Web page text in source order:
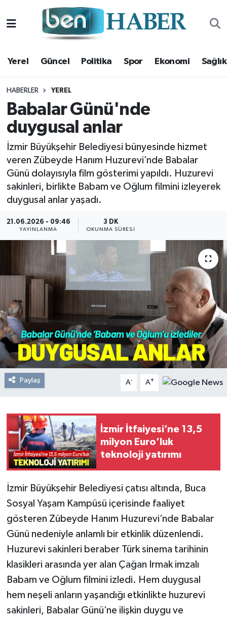
Yerel Güncel Politika Spor Ekonomi Sağlık
HABERLER YEREL
Babalar Günü'nde
duygusal anlar
İzmir Büyükşehir Belediyesi bünyesinde hizmet
veren Zübeyde Hanım Huzurevi’nde Babalar
Günü dolayısıyla film gösterimi yapıldı. Huzurevi
sakinleri, birlikte Babam ve Oğlum filmini izleyerek
duygusal anlar yaşadı.
21.06.2026 - 09:46
YAYINLANMA
3 DK
OKUNMA SÜRESI
Paylaş A- A+
İzmir İtfaiyesi’ne 13,5
milyon Euro’luk
teknoloji yatırımı
İzmir Büyükşehir Belediyesi çatısı altında, Buca
Sosyal Yaşam Kampüsü içerisinde faaliyet
gösteren Zübeyde Hanım Huzurevi’nde Babalar
Günü nedeniyle anlamlı bir etkinlik düzenlendi.
Huzurevi sakinleri beraber Türk sinema tarihinin
klasikleri arasında yer alan Çağan Irmak imzalı
Babam ve Oğlum filmini izledi. Hem duygusal
hem neşeli anların yaşandığı etkinlikte huzurevi
sakinleri, Babalar Günü’ne ilişkin duygu ve
Yerel
Güncel
Politika
Spor
Ekonomi
Sağlık
Magazin
Kültür Sanat
Resmi Reklam
Röportajlar
Hava Durumu
Trafik Durumu
Süper Lig Puan Durumu ve Fikstür
Tüm Manşetler
Son Dakika Haberleri
Haber Arşivi